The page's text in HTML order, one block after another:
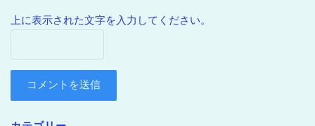
上に表示された文字を入力してください。